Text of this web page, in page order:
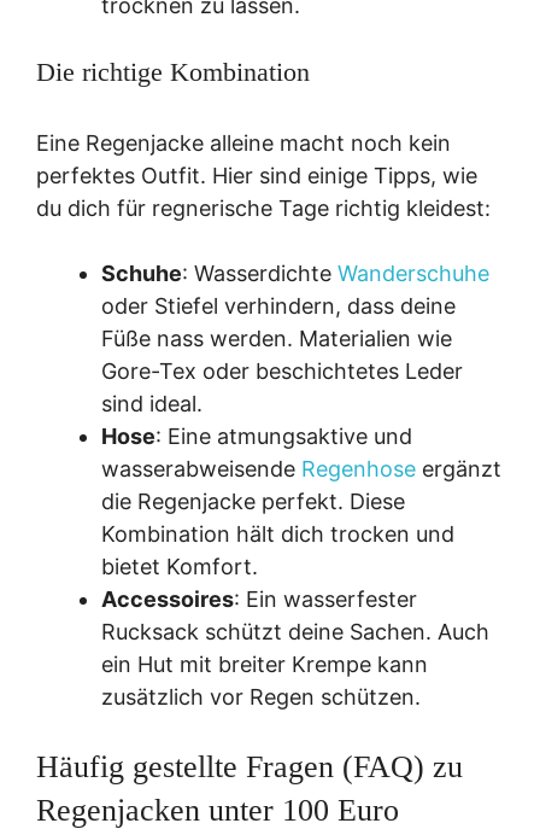
Die richtige Kombination
Eine Regenjacke alleine macht noch kein
perfektes Outfit. Hier sind einige Tipps, wie
du dich für regnerische Tage richtig kleidest:
Schuhe: Wasserdichte Wanderschuhe
oder Stiefel verhindern, dass deine
Füße nass werden. Materialien wie
Gore-Tex oder beschichtetes Leder
sind ideal.
Hose: Eine atmungsaktive und
wasserabweisende Regenhose ergänzt
die Regenjacke perfekt. Diese
Kombination hält dich trocken und
bietet Komfort.
Accessoires: Ein wasserfester
Rucksack schützt deine Sachen. Auch
ein Hut mit breiter Krempe kann
zusätzlich vor Regen schützen.
Häufig gestellte Fragen (FAQ) zu
Regenjacken unter 100 Euro